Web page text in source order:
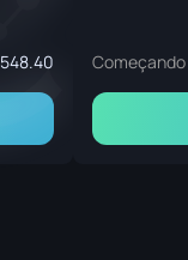
548.40